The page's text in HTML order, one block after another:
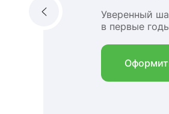
Уверенный
в первые